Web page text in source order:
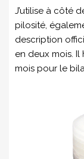
J’utilise à côté
pilosité,
description
en deux mois.
mois pour le